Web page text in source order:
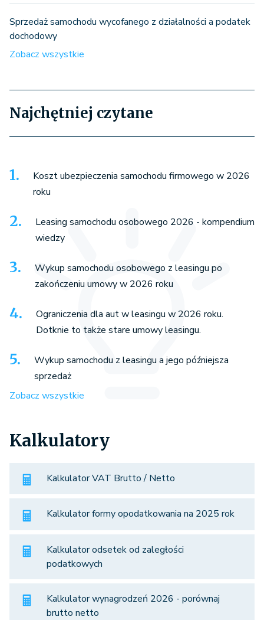
Sprzedaż samochodu wycofanego z działalności a podatek
dochodowy
Zobacz wszystkie
Najchętniej czytane
Koszt ubezpieczenia samochodu firmowego w 2026
roku
Leasing samochodu osobowego 2026 - kompendium
wiedzy
Wykup samochodu osobowego z leasingu po
zakończeniu umowy w 2026 roku
Ograniczenia dla aut w leasingu w 2026 roku.
Dotknie to także stare umowy leasingu.
Wykup samochodu z leasingu a jego późniejsza
sprzedaż
Zobacz wszystkie
Kalkulatory
Kalkulator VAT Brutto / Netto
Kalkulator formy opodatkowania na 2025 rok
Kalkulator odsetek od zaległości
podatkowych
Kalkulator wynagrodzeń 2026 - porównaj
brutto netto